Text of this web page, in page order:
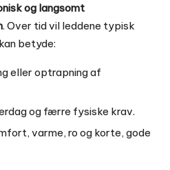
og langsomt
. Over tid vil leddene typisk
betyde:
eller optrapning af
og færre fysiske krav.
varme, ro og korte, gode